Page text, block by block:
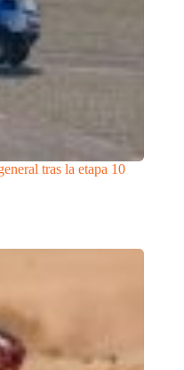
tras la etapa 10